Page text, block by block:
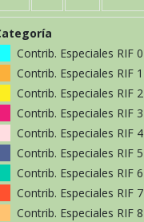
Contrib. Especiales RIF 0
Contrib. Especiales RIF 1
Contrib. Especiales RIF 2
Contrib. Especiales RIF 3
Contrib. Especiales RIF 4
Contrib. Especiales RIF 5
Contrib. Especiales RIF 6
Contrib. Especiales RIF 7
Contrib. Especiales RIF 8